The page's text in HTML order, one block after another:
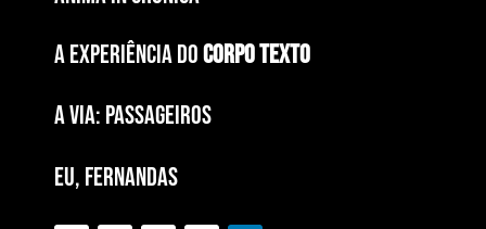
A EXPERIÊNCIA DOCORPO TEXTO
a via: paSSAGEIROS
EU, FERNANDAS